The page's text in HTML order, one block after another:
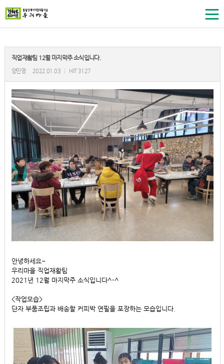
직업재활팀 12월 마지막주 소식입니다.
양민영 2022.01.03 HIT 3127
안녕하세요~
우리마을 직업재활팀
2021년 12월 마지막주 소식입니다^-^
<작업모습>
단자 부품조립과 배송할 커피박 연필을 포장하는 모습입니다.